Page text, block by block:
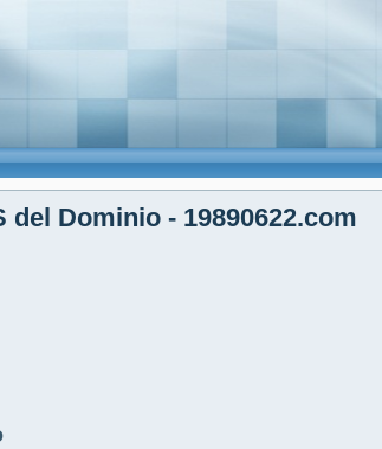
del Dominio - 19890622.com